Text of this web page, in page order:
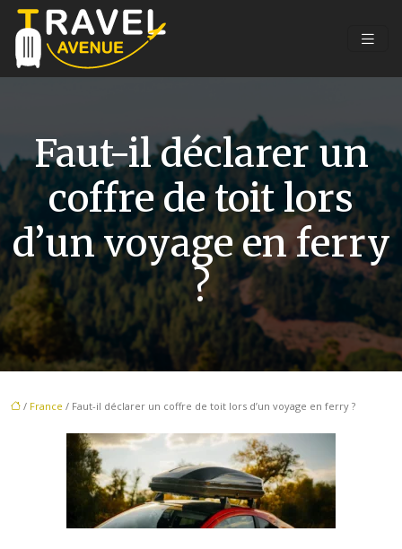
Faut-il déclarer un
coffre de toit lors
d’un voyage en ferry
?
/ France / Faut-il déclarer un coffre de toit lors d’un voyage en ferry ?